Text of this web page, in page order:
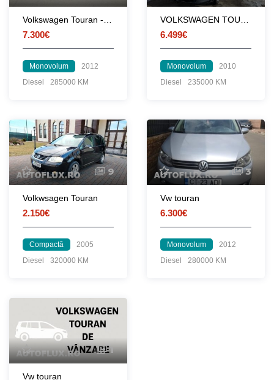
7.300€
Monovolum
2012
Diesel
285000 KM
6.499€
Monovolum
2010
Diesel
235000 KM
9
Volkwsagen Touran
2.150€
Compactă
2005
Diesel
320000 KM
3
Vw touran
6.300€
Monovolum
2012
Diesel
280000 KM
1
Vw touran